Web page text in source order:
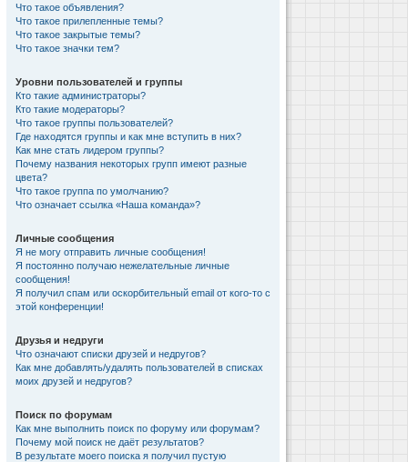
Что такое объявления?
Что такое прилепленные темы?
Что такое закрытые темы?
Что такое значки тем?
Уровни пользователей и группы
Кто такие администраторы?
Кто такие модераторы?
Что такое группы пользователей?
Где находятся группы и как мне вступить в них?
Как мне стать лидером группы?
Почему названия некоторых групп имеют разные
цвета?
Что такое группа по умолчанию?
Что означает ссылка «Наша команда»?
Личные сообщения
Я не могу отправить личные сообщения!
Я постоянно получаю нежелательные личные
сообщения!
Я получил спам или оскорбительный email от кого-то с
этой конференции!
Друзья и недруги
Что означают списки друзей и недругов?
Как мне добавлять/удалять пользователей в списках
моих друзей и недругов?
Поиск по форумам
Как мне выполнить поиск по форуму или форумам?
Почему мой поиск не даёт результатов?
В результате моего поиска я получил пустую